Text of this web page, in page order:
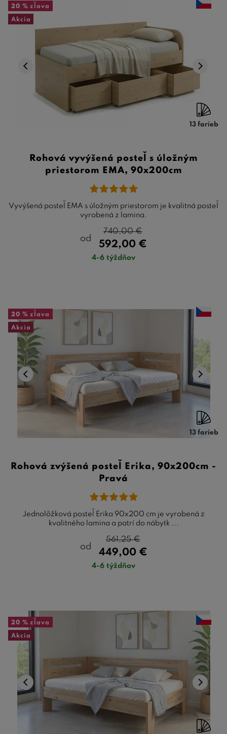
20 % zľava
Akcia
13 farieb
Rohová vyvýšená posteľ s úložným
priestorom EMA, 90x200cm
Vyvýšená posteľ EMA s úložným priestorom je kvalitná posteľ
vyrobená z lamina.
od
592,00 €
740,00€
4-6 týždňov
20 % zľava
Akcia
13 farieb
Rohová zvýšená posteľ Erika, 90x200cm -
Pravá
Jednolôžková posteľ Erika 90x200 cm je vyrobená z
kvalitného lamina a patrí do nábytk ...
od
449,00 €
561,25€
4-6 týždňov
20 % zľava
Akcia